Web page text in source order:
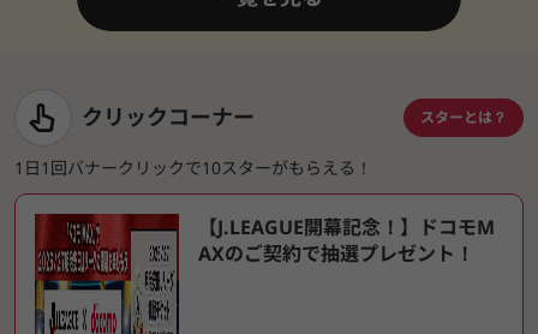
クリックコーナー スターとは？
1日1回バナークリックで10スターがもらえる！
【J.LEAGUE開幕記念！】ドコモM
AXのご契約で抽選プレゼント！